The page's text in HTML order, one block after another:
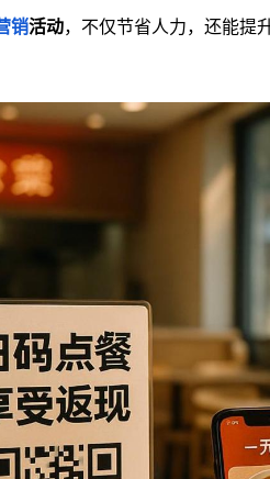
销活动，不仅节省人力，还能提